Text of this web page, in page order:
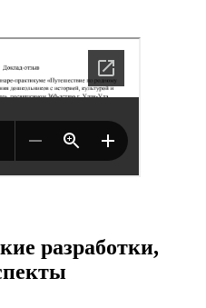
разработки,